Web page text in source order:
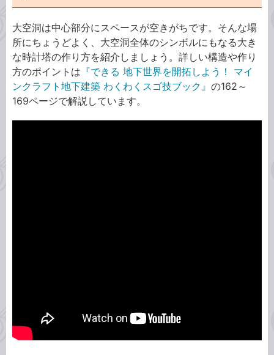
大空洞は中心部分にスペースが空きがちです。そんな場
所にちょうどよく、大空洞全体のシンボルにもなる大き
な時計塔の作り方を紹介しましょう。詳しい構造や作り
方のポイントは 『できる 地下世界を開拓しよう！ マイ
ンクラフト地下建築 わくわくスゴ技ブック』 の162～
169ページで解説しています。